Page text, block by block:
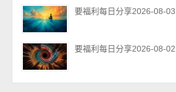
要福利每日分享2026-08-03
要福利每日分享2026-08-02